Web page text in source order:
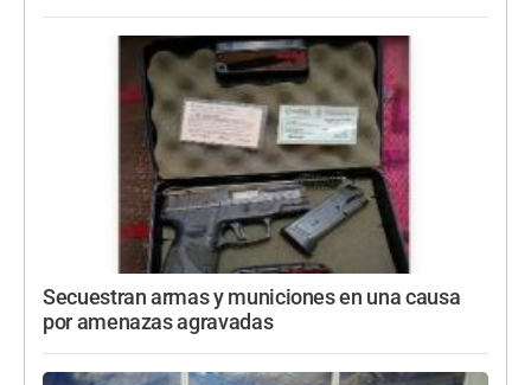
Secuestran armas y municiones en una causa
por amenazas agravadas